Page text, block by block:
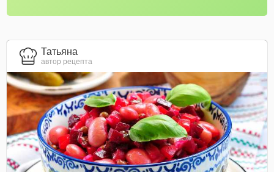
Татьяна
автор рецепта